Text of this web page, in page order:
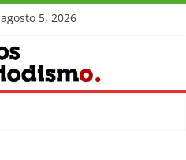
5, 2026